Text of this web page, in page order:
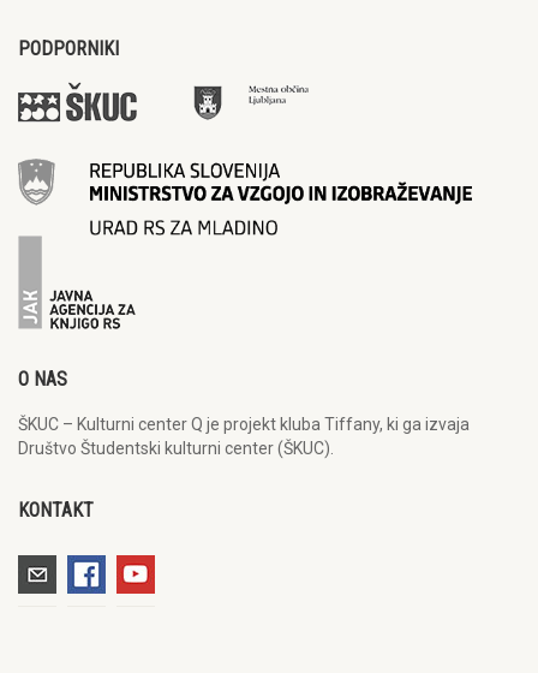
PODPORNIKI
O NAS
ŠKUC – Kulturni center Q je projekt kluba Tiffany, ki ga izvaja
Društvo Študentski kulturni center (ŠKUC).
KONTAKT